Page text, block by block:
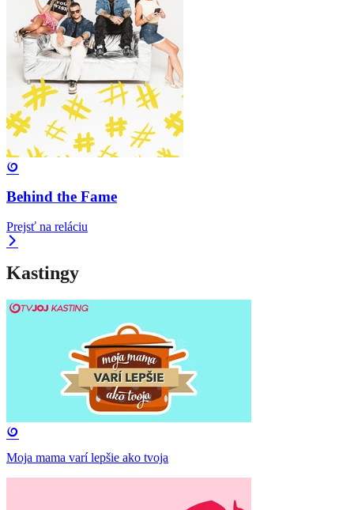
Behind the Fame
Prejsť na reláciu
Kastingy
Moja mama varí lepšie ako tvoja